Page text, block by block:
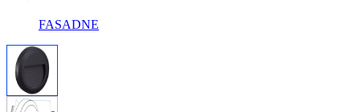
FASADNE